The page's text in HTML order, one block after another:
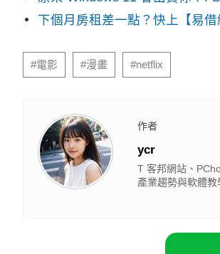
下個月房租差一點？快上【易
#電影 #漫畫 #netflix
作者
ycr
T 客邦網站、
產業趨勢與軟體教